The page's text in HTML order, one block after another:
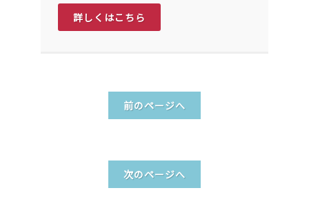
詳しくはこちら
前のページへ
次のページへ